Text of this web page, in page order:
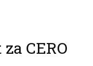
CERO